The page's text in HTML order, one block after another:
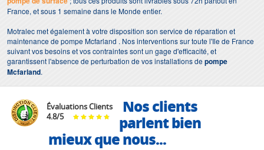
France, et sous 1 semaine dans le Monde entier.
Motralec met également à votre disposition son service de réparation et
maintenance de pompe Mcfarland . Nos interventions sur toute l'Ile de France
suivant vos besoins et vos contraintes sont un gage d'efficacité, et
garantissent l'absence de perturbation de vos installations depompe
Mcfarland.
Évaluations Clients
4.8/5
Nos clients
parlent bien
mieux que nous...